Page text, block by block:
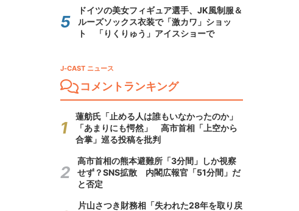
ドイツの美女フィギュア選手、JK風制服＆
ルーズソックス衣装で「激カワ」ショッ
ト 「りくりゅう」アイスショーで
J-CAST ニュース
コメントランキング
蓮舫氏「止める人は誰もいなかったのか」
「あまりにも愕然」 高市首相「上空から
合掌」巡る投稿を批判
高市首相の熊本避難所「3分間」しか視察
せず？SNS拡散 内閣広報官「51分間」だ
と否定
片山さつき財務相「失われた28年を取り戻